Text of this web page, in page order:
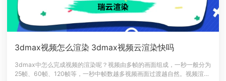
3dmax视频怎么渲染 3dmax视频云渲染快吗
3dmax中怎么完成视频的渲染呢？视频由多帧的画面组成，一秒一般分为
25帧、60帧、120帧等，一秒中帧数越多视频画面过渡越自然。视频渲染